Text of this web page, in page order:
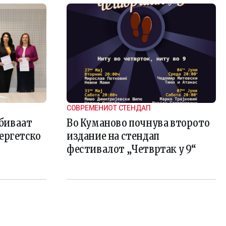
СОВРЕМЕНИОТ СТЕНДАП
Во Куманово почнува второто
издание на стендап
фестивалот „Четвртак у 9“